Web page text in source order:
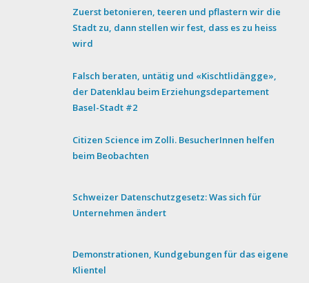
Zuerst betonieren, teeren und pflastern wir die
Stadt zu, dann stellen wir fest, dass es zu heiss
wird
Falsch beraten, untätig und «Kischtlidängge»,
der Datenklau beim Erziehungsdepartement
Basel-Stadt #2
Citizen Science im Zolli. BesucherInnen helfen
beim Beobachten
Schweizer Datenschutzgesetz: Was sich für
Unternehmen ändert
Demonstrationen, Kundgebungen für das eigene
Klientel